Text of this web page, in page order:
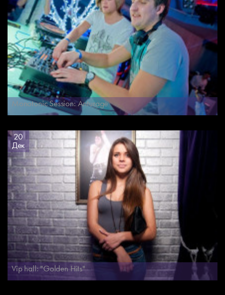
Monotonic Session: Anturage
20
Дек
Vip hall: "Golden Hits"